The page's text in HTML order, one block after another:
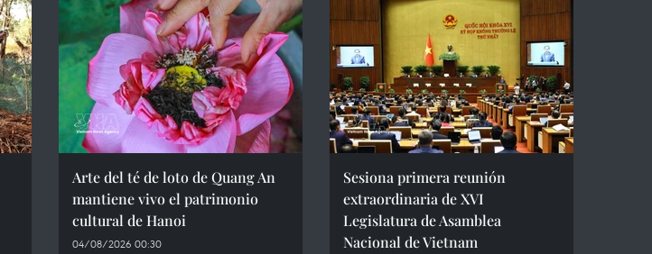
Arte del té de loto de Quang An
mantiene vivo el patrimonio
cultural de Hanoi
04/08/2026 00:30
Sesiona primera reunión
extraordinaria de XVI
Legislatura de Asamblea
Nacional de Vietnam